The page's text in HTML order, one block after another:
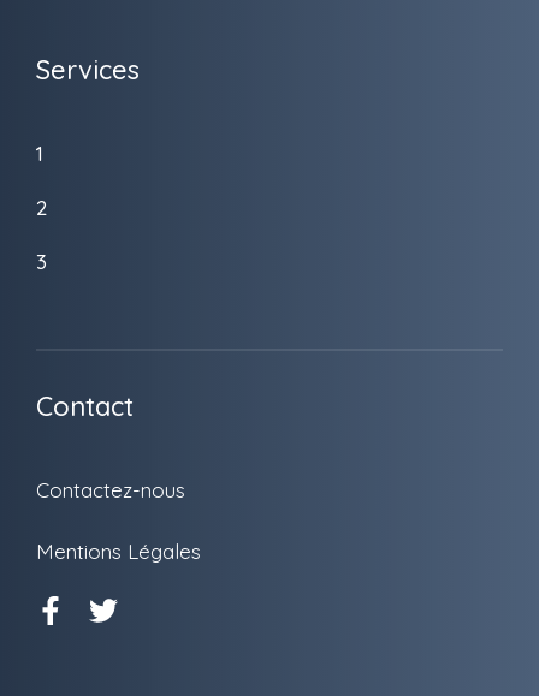
Services
1
2
3
Contact
Contactez-nous
Mentions Légales